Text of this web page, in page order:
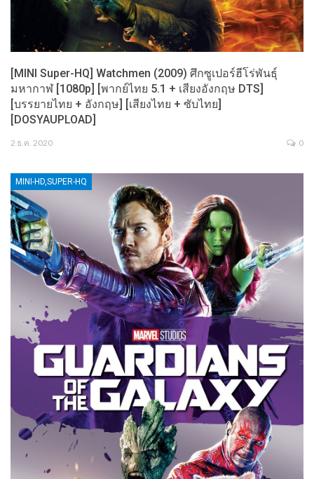
[MINI Super-HQ] Watchmen (2009) ศึกซูเปอร์ฮีโร่พันธุ์
มหากาฬ [1080p] [พากย์ไทย 5.1 + เสียงอังกฤษ DTS]
[บรรยายไทย + อังกฤษ] [เสียงไทย + ซับไทย]
[DOSYAUPLOAD]
2 ธ.ค. 2020 0
MINI-HD,SUPER-HQ